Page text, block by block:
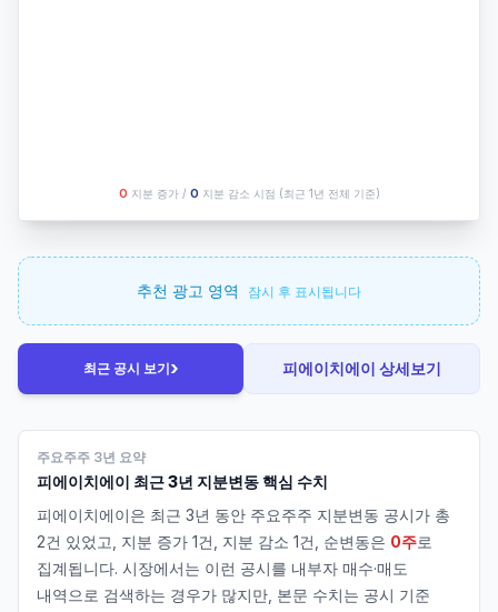
O 지분 증가 / O 지분 감소 시점 (최근 1년 전체 기준)
추천 광고 영역 잠시 후 표시됩니다
최근 공시 보기› 피에이치에이 상세보기
주요주주 3년 요약
피에이치에이 최근 3년 지분변동 핵심 수치
피에이치에이은 최근 3년 동안 주요주주 지분변동 공시가 총
2건 있었고, 지분 증가 1건, 지분 감소 1건, 순변동은 0주로
집계됩니다. 시장에서는 이런 공시를 내부자 매수·매도
내역으로 검색하는 경우가 많지만, 본문 수치는 공시 기준